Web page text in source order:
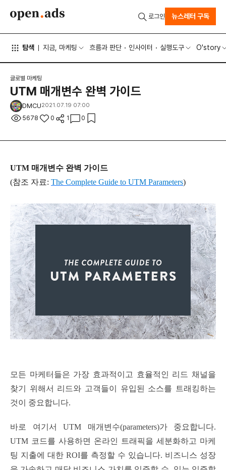
탐색 지금, 마케팅 흐름과 판단 인사이터 실행도구 O'story
로그인 뉴스레터 구독
글로벌 마케팅
UTM 매개변수 완벽 가이드
DMCU2021.07.19 07:00
5678 0 1 0
UTM 매개변수 완벽 가이드
(참조 자료: The Complete Guide to UTM Parameters)
모든 마케터들은 가장 효과적이고 효율적인 리드 채널을
찾기 위해서 리드와 고객들이 유입된 소스를 트래킹하는
것이 중요합니다.
바로 여기서 UTM 매개변수(parameters)가 중요합니다.
UTM 코드를 사용하면 온라인 트래픽을 세분화하고 마케
팅 지출에 대한 ROI를 측정할 수 있습니다. 비즈니스 성장